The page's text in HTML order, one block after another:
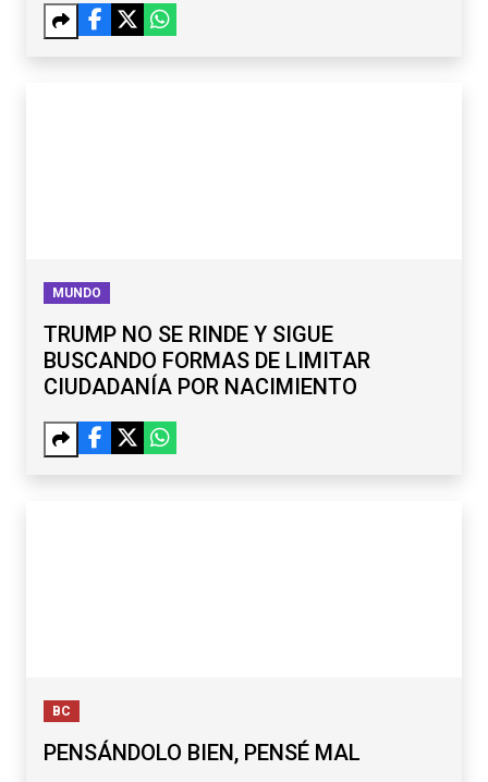
MUNDO
TRUMP NO SE RINDE Y SIGUE
BUSCANDO FORMAS DE LIMITAR
CIUDADANÍA POR NACIMIENTO
BC
PENSÁNDOLO BIEN, PENSÉ MAL